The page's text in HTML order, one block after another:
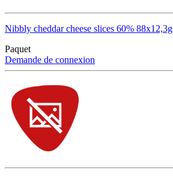
Nibbly cheddar cheese slices 60% 88x12,3g
Paquet
Demande de connexion